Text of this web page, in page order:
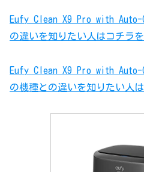
Eufy Clean X9 Pro with
の違いを知りたい人はコチラ
Eufy Clean X9 Pro with
の機種との違いを知りたい人